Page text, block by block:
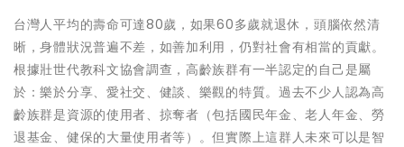
台灣人平均的壽命可達80歲，如果60多歲就退休，頭腦依然清
晰，身體狀況普遍不差，如善加利用，仍對社會有相當的貢獻。
根據壯世代教科文協會調查，高齡族群有一半認定的自己是屬
於：樂於分享、愛社交、健談、樂觀的特質。過去不少人認為高
齡族群是資源的使用者、掠奪者（包括國民年金、老人年金、勞
退基金、健保的大量使用者等）。但實際上這群人未來可以是智